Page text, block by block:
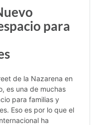
para
de la Nazarena en
es una de muchas
para familias y
Eso es por lo que el
ha